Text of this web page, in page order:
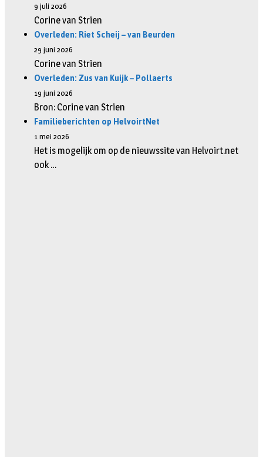
9 juli 2026
Corine van Strien
Overleden: Riet Scheij – van Beurden
29 juni 2026
Corine van Strien
Overleden: Zus van Kuijk – Pollaerts
19 juni 2026
Bron: Corine van Strien
Familieberichten op HelvoirtNet
1 mei 2026
Het is mogelijk om op de nieuwssite van Helvoirt.net
ook …